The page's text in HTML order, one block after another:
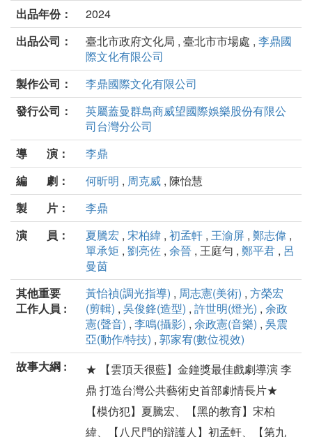
出品年份：
2024
出品公司：
臺北市政府文化局 , 臺北市市場處 , 李鼎國
際文化有限公司
製作公司：
李鼎國際文化有限公司
發行公司：
英屬蓋曼群島商威望國際娛樂股份有限公
司台灣分公司
導 演：
李鼎
編 劇：
何昕明 , 周克威 , 陳怡慧
製 片：
李鼎
演 員：
夏騰宏 , 宋柏緯 , 初孟軒 , 王渝屏 , 鄭志偉 ,
單承矩 , 劉亮佐 , 余晉 , 王庭勻 , 鄭平君 , 呂
曼茵
其他重要
工作人員 :
黃怡禎(調光指導) , 周志憲(美術) , 方榮宏
(剪輯) , 吳俊鋒(造型) , 許世明(燈光) , 余政
憲(聲音) , 李鳴(攝影) , 余政憲(音樂) , 吳震
亞(動作/特技) , 郭家宥(數位視效)
故事大綱 :
★ 【雲頂天很藍】金鐘獎最佳戲劇導演 李
鼎 打造台灣公共藝術史首部劇情長片★
【模仿犯】夏騰宏、【黑的教育】宋柏
緯、【八尺門的辯護人】初孟軒、【第九